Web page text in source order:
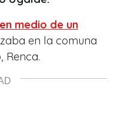
en medio de un
en la comuna
Renca.